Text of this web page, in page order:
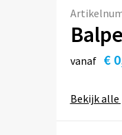
vanaf €
Bekijk